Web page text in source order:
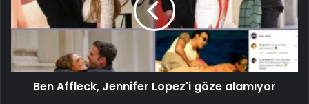
Ben Affleck, Jennifer Lopez'i göze alamıyor